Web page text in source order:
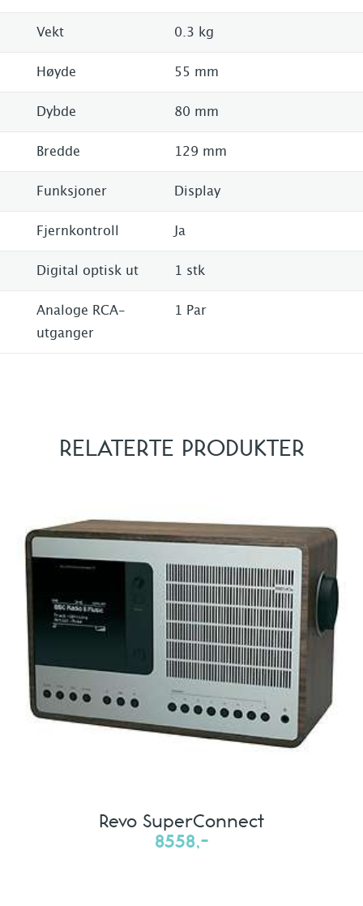
Vekt 0.3 kg
Høyde 55 mm
Dybde 80 mm
Bredde 129 mm
Funksjoner Display
Fjernkontroll Ja
Digital optisk ut 1 stk
Analoge RCA-
utganger
1 Par
RELATERTE PRODUKTER
Revo SuperConnect
8558,-